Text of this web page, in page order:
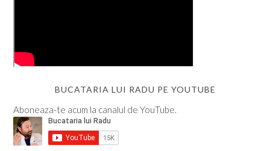
BUCATARIA LUI RADU PE YOUTUBE
Aboneaza-te acum la canalul de YouTube.